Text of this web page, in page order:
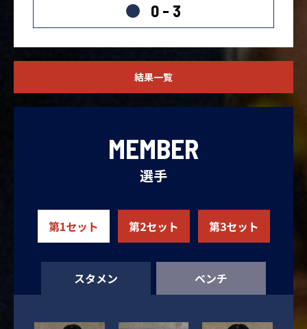
0 - 3
結果一覧
MEMBER
選手
第1セット 第2セット 第3セット
スタメン ベンチ